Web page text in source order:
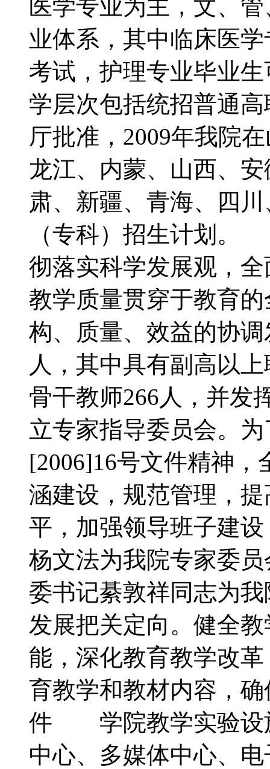
医学专业为主，文、
业体系，其中临床医
考试，护理专业毕业
学层次包括统招普通
厅批准，2009年我院
龙江、内蒙、山西、
肃、新疆、青海、四
（专科）招生计
彻落实科学发展观，
教学质量贯穿于教育
构、质量、效益的协
人，其中具有副高以
骨干教师266人，并发
立专家指导委员会。
[2006]16号文件精神
涵建设，规范管理，
平，加强领导班子建
杨文法为我院专家委
委书记綦敦祥同志为
发展把关定向。健全
能，深化教育教学改
育教学和教材内容
件 学院教学实验设
中心、多媒体中心、